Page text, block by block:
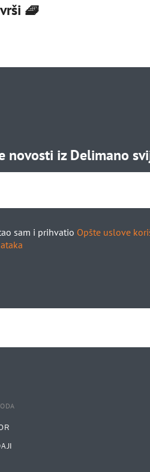
🧇
novosti iz Delimano
sam i prihvatio Opšte uslove